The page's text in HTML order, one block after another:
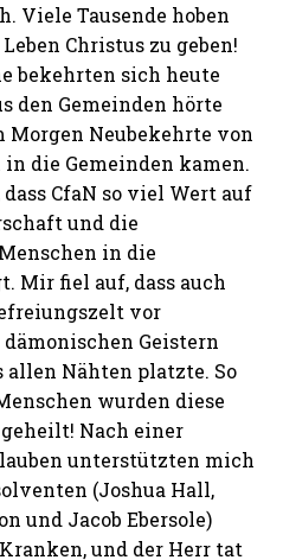
Viele Tausende hoben
Christus zu geben!
bekehrten sich heute
den Gemeinden hörte
Morgen Neubekehrte von
die Gemeinden kamen.
CfaN so viel Wert auf
und die
in die
Mir fiel auf, dass auch
vor
Geistern
allen Nähten platzte. So
wurden diese
Nach einer
unterstützten mich
(Joshua Hall,
und Jacob Ebersole)
und der Herr tat